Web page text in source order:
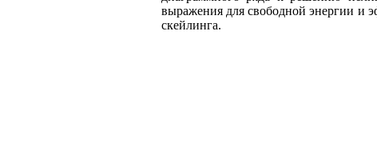
выражения для свободной энергии и
скейлинга.